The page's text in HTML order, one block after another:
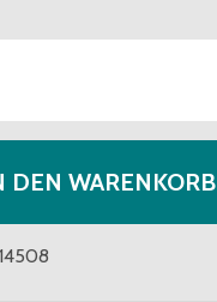
DEN WARENKORB